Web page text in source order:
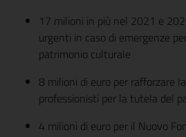
17 milioni in più nel 2021 e
urgenti in caso di emergenze
patrimonio culturale
8 milioni di euro per rafforzare
professionisti per la tutela del
4 milioni di euro per il Nuovo